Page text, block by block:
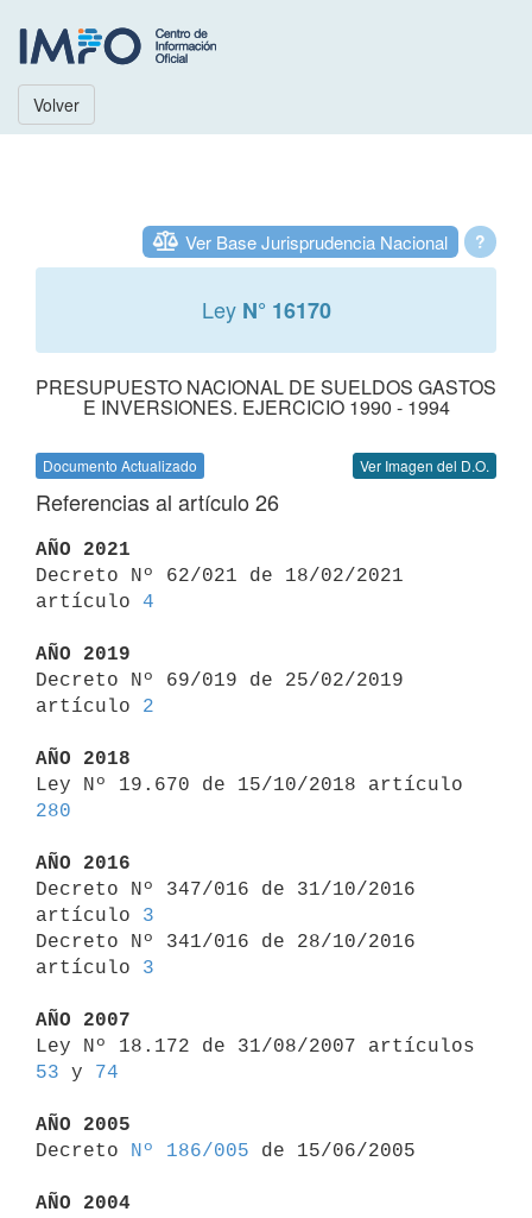
Volver
?
Ver Base Jurisprudencia Nacional
Ley N° 16170
PRESUPUESTO NACIONAL DE SUELDOS GASTOS
E INVERSIONES. EJERCICIO 1990 - 1994
Documento Actualizado Ver Imagen del D.O.
Referencias al artículo 26
AÑO 2021
Decreto Nº 62/021 de 18/02/2021
artículo 4
AÑO 2019
Decreto Nº 69/019 de 25/02/2019
artículo 2
AÑO 2018
280
AÑO 2016
Decreto Nº 347/016 de 31/10/2016
artículo 3
Decreto Nº 341/016 de 28/10/2016
artículo 3
AÑO 2007
53 y 74
AÑO 2005
Decreto
Nº 186/005 de 15/06/2005
AÑO 2004